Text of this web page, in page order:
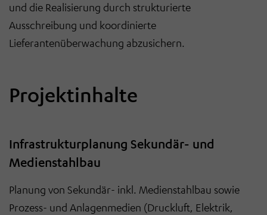
und die Realisierung durch strukturierte
Ausschreibung und koordinierte
Lieferantenüberwachung abzusichern.
Projektinhalte
Infrastrukturplanung Sekundär- und
Medienstahlbau
Planung von Sekundär- inkl. Medienstahlbau sowie
Prozess- und Anlagenmedien (Druckluft, Elektrik,